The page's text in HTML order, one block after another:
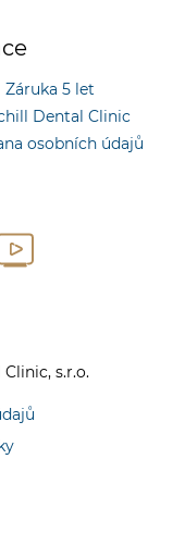
Záruka 5 let
Dental Clinic
osobních údajů
s.r.o.